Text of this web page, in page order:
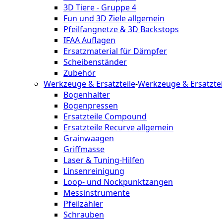
3D Tiere - Gruppe 4
Fun und 3D Ziele allgemein
Pfeilfangnetze & 3D Backstops
IFAA Auflagen
Ersatzmaterial für Dämpfer
Scheibenständer
Zubehör
Werkzeuge & Ersatzteile-Werkzeuge &
Bogenhalter
Bogenpressen
Ersatzteile Compound
Ersatzteile Recurve allgemein
Grainwaagen
Griffmasse
Laser & Tuning-Hilfen
Linsenreinigung
Loop- und Nockpunktzangen
Messinstrumente
Pfeilzähler
Schrauben